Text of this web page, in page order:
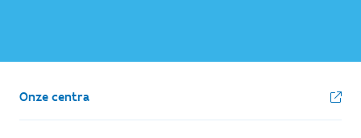
Onze centra